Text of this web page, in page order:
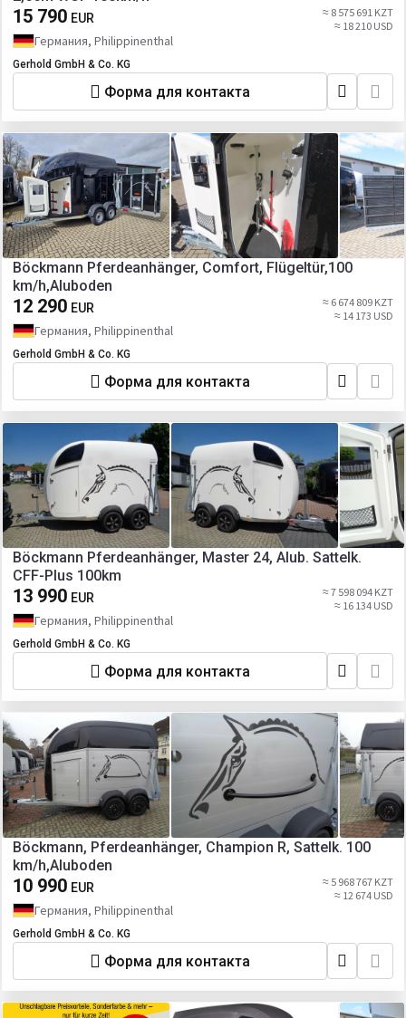
15 790 EUR
≈ 8 575 691 KZT
≈ 18 210 USD
Германия, Philippinenthal
Gerhold GmbH & Co. KG
Форма для контакта
Böckmann Pferdeanhänger, Comfort, Flügeltür,100
km/h,Aluboden
12 290 EUR
≈ 6 674 809 KZT
≈ 14 173 USD
Германия, Philippinenthal
Gerhold GmbH & Co. KG
Форма для контакта
Böckmann Pferdeanhänger, Master 24, Alub. Sattelk.
CFF-Plus 100km
13 990 EUR
≈ 7 598 094 KZT
≈ 16 134 USD
Германия, Philippinenthal
Gerhold GmbH & Co. KG
Форма для контакта
Böckmann, Pferdeanhänger, Champion R, Sattelk. 100
km/h,Aluboden
10 990 EUR
≈ 5 968 767 KZT
≈ 12 674 USD
Германия, Philippinenthal
Gerhold GmbH & Co. KG
Форма для контакта